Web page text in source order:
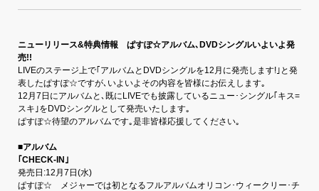
ニューリリース&特典情報 ぱすぽ☆アルバム､DVDシングルいよいよ発
売!!
LIVEのステージ上で｢アルバムとDVDシングルを12月に発売します!｣と発
表したぱすぽ☆ですが､いよいよその内容を皆様にお伝えします｡
12月7日にアルバムと､既にLIVEでも披露しているニュー･シングル｢キス=
スキ｣をDVDシングルとして発売いたします｡
ぱすぽ☆待望のアルバムです｡是非皆様応援してください｡
■アルバム
｢CHECK-IN｣
発売日:12月7日(水)
ぱすぽ☆ メジャーでは初となるフルアルバムオリコン･ウィークリー･チ